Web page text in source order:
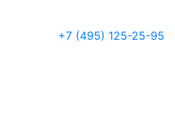
+7 (495) 125-25-95